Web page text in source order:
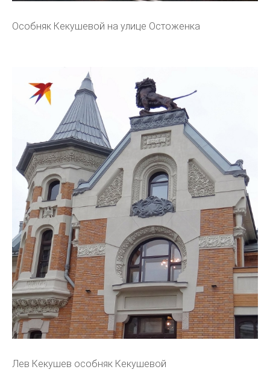
Особняк Кекушевой на улице Остоженка
Лев Кекушев особняк Кекушевой